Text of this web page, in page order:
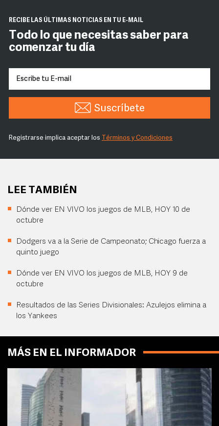
RECIBE LAS ÚLTIMAS NOTICIAS EN TU E-MAIL
Todo lo que necesitas saber para
comenzar tu día
Suscríbete
Registrarse implica aceptar los Términos y Condiciones
LEE TAMBIÉN
Dónde ver EN VIVO los juegos de MLB, HOY 10 de
octubre
Dodgers va a la Serie de Campeonato; Chicago fuerza a
quinto juego
Dónde ver EN VIVO los juegos de MLB, HOY 9 de
octubre
Resultados de las Series Divisionales: Azulejos elimina a
los Yankees
MÁS EN EL INFORMADOR